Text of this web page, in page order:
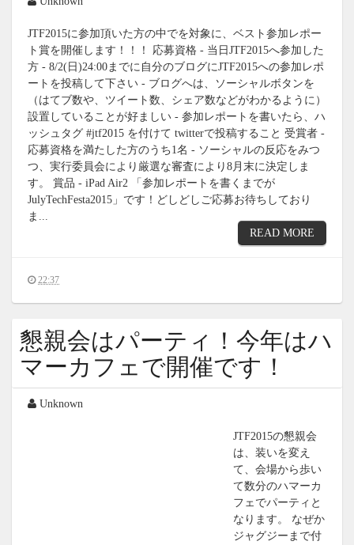
JTF2015に参加頂いた方の中でを対象に、ベスト参加レポー
ト賞を開催します！！！ 応募資格 - 当日JTF2015へ参加した
方 - 8/2(日)24:00までに自分のブログにJTF2015への参加レポ
ートを投稿して下さい - ブログへは、ソーシャルボタンを
（はてブ数や、ツイート数、シェア数などがわかるように）
設置していることが好ましい - 参加レポートを書いたら、ハ
ッシュタグ #jtf2015 を付けて twitterで投稿すること 受賞者 -
応募資格を満たした方のうち1名 - ソーシャルの反応をみつ
つ、実行委員会により厳選な審査により8月末に決定しま
す。 賞品 - iPad Air2 「参加レポートを書くまでが
JulyTechFesta2015」です！どしどしご応募お待ちしており
ま...
READ MORE
22:37
懇親会はパーティ！今年はハ
マーカフェで開催です！
Unknown
JTF2015の懇親会
は、装いを変え
て、会場から歩い
て数分のハマーカ
フェでパーティと
なります。 なぜか
ジャグジーまで付